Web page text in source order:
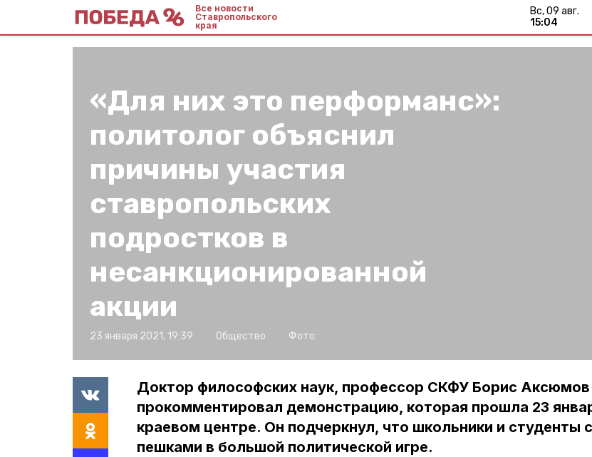
Все новости
Ставропольского
края
вс, 09 авг.
15:04
«Для них это перформанс»:
политолог объяснил
причины участия
ставропольских
подростков в
несанкционированной
акции
23 января 2021, 19:39 Общество Фото:
Доктор философских наук, профессор СКФУ Борис Аксюмов
прокомментировал демонстрацию, которая прошла 23
краевом центре. Он подчеркнул, что школьники и студенты
пешками в большой политической игре.